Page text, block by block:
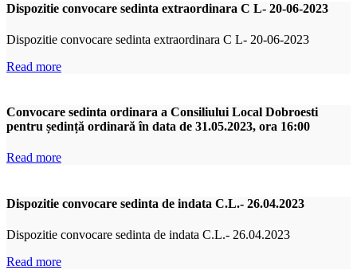
Dispozitie convocare sedinta extraordinara C L- 20-06-2023
Dispozitie convocare sedinta extraordinara C L- 20-06-2023
Read more
Convocare sedinta ordinara a Consiliului Local Dobroesti
pentru ședință ordinară în data de 31.05.2023, ora 16:00
Read more
Dispozitie convocare sedinta de indata C.L.- 26.04.2023
Dispozitie convocare sedinta de indata C.L.- 26.04.2023
Read more